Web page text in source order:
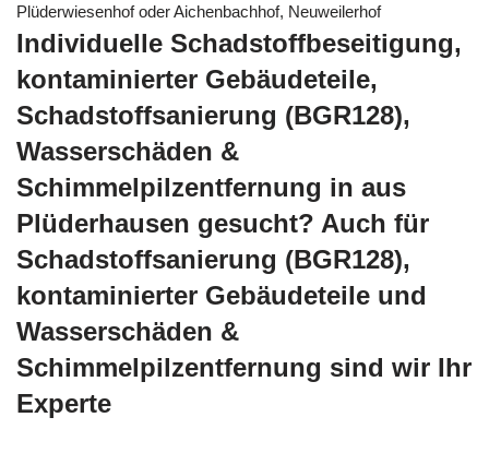
Plüderwiesenhof oder Aichenbachhof, Neuweilerhof
Individuelle Schadstoffbeseitigung,
kontaminierter Gebäudeteile,
Schadstoffsanierung (BGR128),
Wasserschäden &
Schimmelpilzentfernung in aus
Plüderhausen gesucht? Auch für
Schadstoffsanierung (BGR128),
kontaminierter Gebäudeteile und
Wasserschäden &
Schimmelpilzentfernung sind wir Ihr
Experte